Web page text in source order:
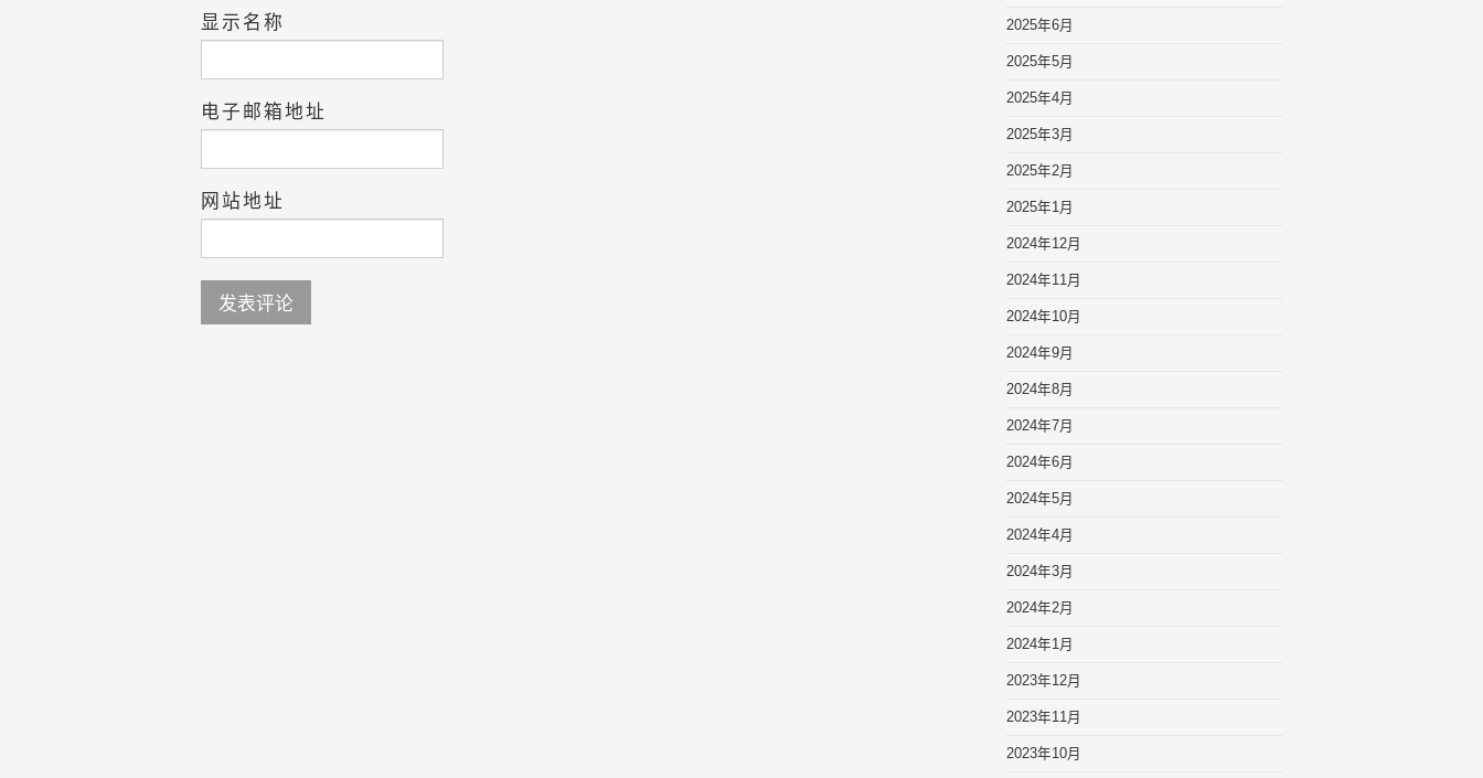
显示名称
电子邮箱地址
网站地址
2025年6月
2025年5月
2025年4月
2025年3月
2025年2月
2025年1月
2024年12月
2024年11月
2024年10月
2024年9月
2024年8月
2024年7月
2024年6月
2024年5月
2024年4月
2024年3月
2024年2月
2024年1月
2023年12月
2023年11月
2023年10月